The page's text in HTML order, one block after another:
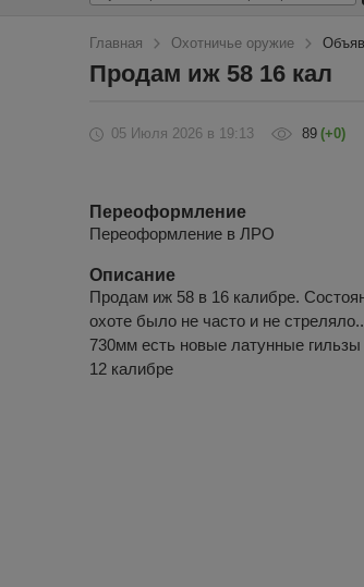
Главная Охотничье оружие
Продам иж 58 16 кал
05 Июля 2026 в 19:13 89 (+0)
Переоформление
Переоформление в ЛРО
Описание
Продам иж 58 в 16 калибре.
охоте было не часто и не
730мм есть новые латунные
12 калибре